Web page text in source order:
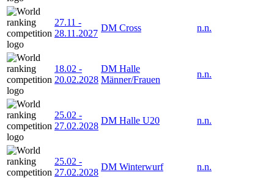
27.11 -
28.11.2027
DM Cross n.n.
18.02 -
20.02.2028
DM Halle
Männer/Frauen
n.n.
25.02 -
27.02.2028
DM Halle U20 n.n.
25.02 -
27.02.2028
DM Winterwurf n.n.